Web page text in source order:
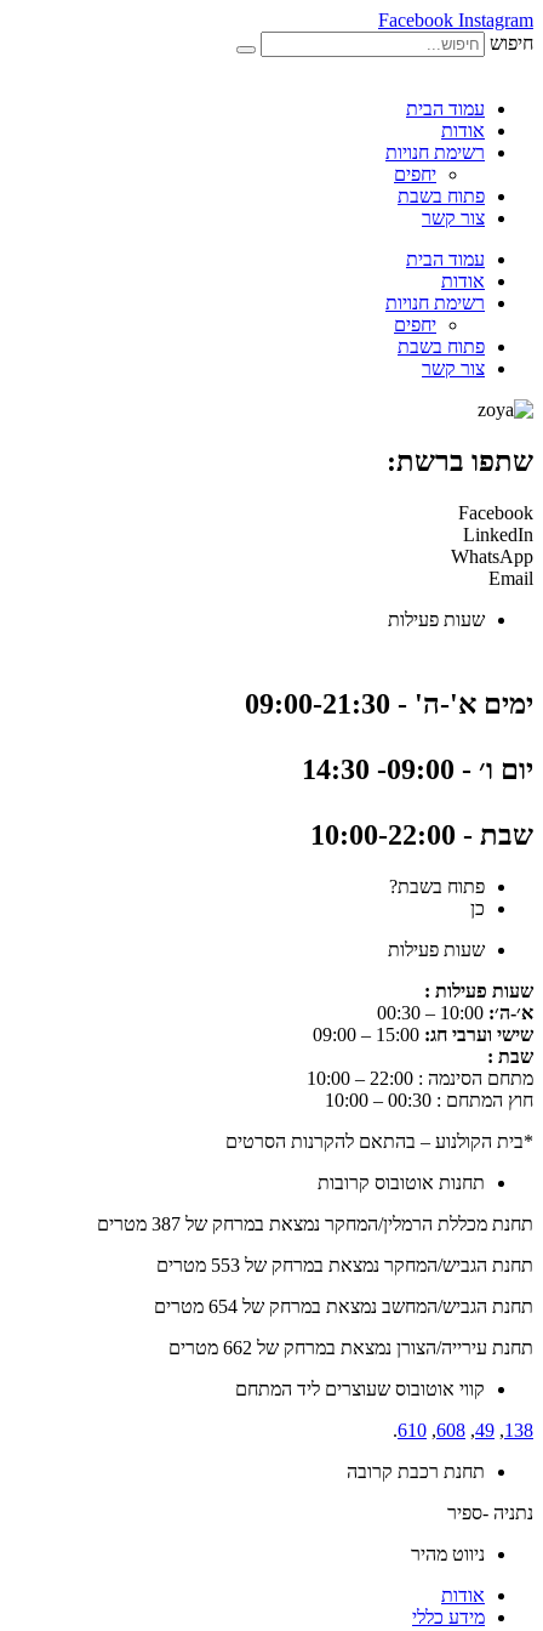
Facebook Instagram
חיפוש
עמוד הבית
אודות
רשימת חנויות
יחפים
פתוח בשבת
צור קשר
עמוד הבית
אודות
רשימת חנויות
יחפים
פתוח בשבת
צור קשר
שתפו ברשת:
Facebook
LinkedIn
WhatsApp
Email
שעות פעילות
ימים א'-ה' - 09:00-21:30
יום ו׳ - 09:00- 14:30
שבת - 10:00-22:00
פתוח בשבת?
כן
שעות פעילות
שעות פעילות :
א׳-ה׳:
שישי וערבי חג:
שבת :
מתחם הסינמה : 22:00 – 10:00
חוץ המתחם : 00:30 – 10:00
*בית הקולנוע – בהתאם להקרנות הסרטים
תחנות אוטובוס קרובות
תחנת מכללת הרמלין/המחקר נמצאת במרחק של 387 מטרים
תחנת הגביש/המחקר נמצאת במרחק של 553 מטרים
תחנת הגביש/המחשב נמצאת במרחק של 654 מטרים
תחנת עירייה/הצורן נמצאת במרחק של 662 מטרים
קווי אוטובוס שעוצרים ליד המתחם
138
,
49
,
608
,
610
.
תחנת רכבת קרובה
נתניה -ספיר
ניווט מהיר
אודות
מידע כללי